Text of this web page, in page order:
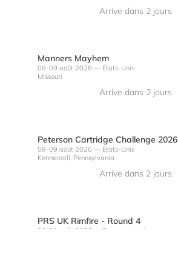
Arrive dans 2 jours
Manners Mayhem
08-09 août 2026 — États-Unis
Missouri
Arrive dans 2 jours
Peterson Cartridge Challenge 2026
08-09 août 2026 — États-Unis
Kennerdell, Pennsylvania
Arrive dans 2 jours
PRS UK Rimfire - Round 4
08-09 août 2026 — Royaume-Uni